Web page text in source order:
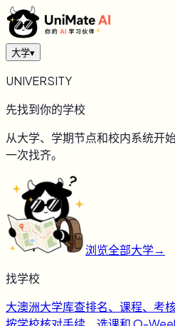
大学▾
UNIVERSITY
先找到你的学校
从大学、学期节点和校内系统开
一次找齐。
浏览全部大学→
找学校
大澳洲大学库查排名、课程、考